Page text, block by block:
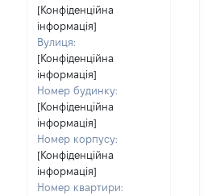
[Конфіденційна
інформація]
Вулиця:
[Конфіденційна
інформація]
Номер будинку:
[Конфіденційна
інформація]
Номер корпусу:
[Конфіденційна
інформація]
Номер квартири: